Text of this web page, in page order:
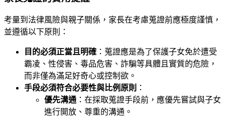
考量到法律風險與親子關係，家長在考慮蒐證前應極度謹慎，
並遵循以下原則：
目的必須正當且明確 ：蒐證應是為了保護子女免於遭受
霸凌、性侵害、毒品危害、詐騙等具體且實質的危險，
而非僅為滿足好奇心或控制欲。
手段必須符合必要性與比例原則 ：
優先溝通 ：在採取蒐證手段前，應優先嘗試與子女
進行開放、尊重的溝通。